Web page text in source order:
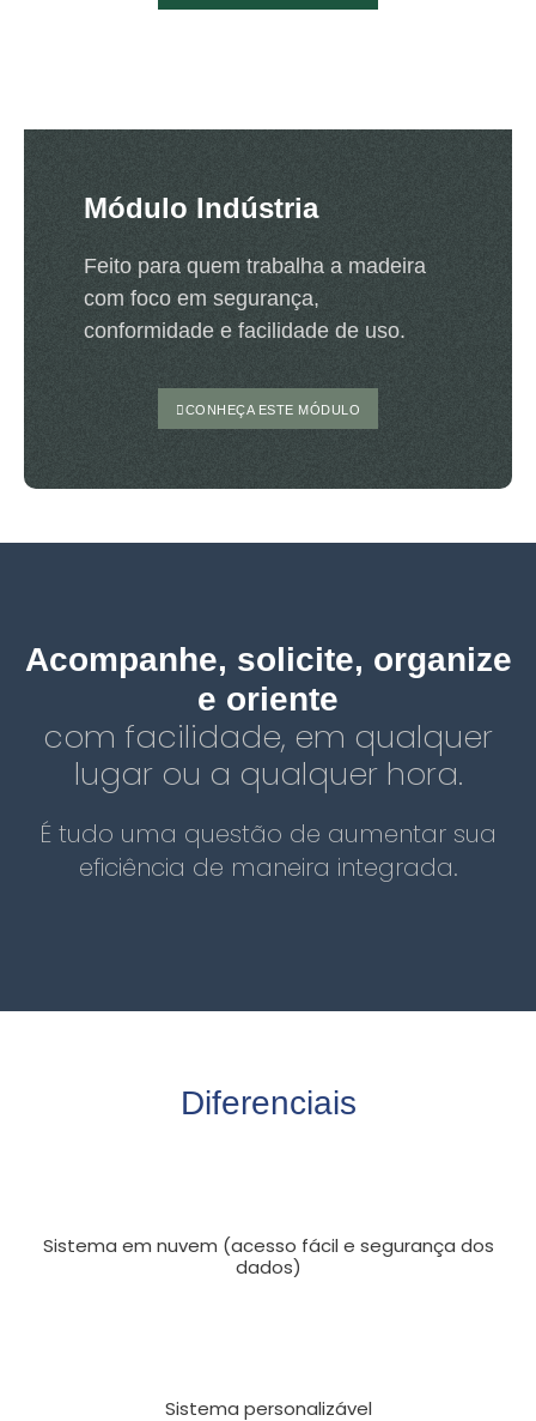
Módulo Indústria
Feito para quem trabalha a madeira
com foco em segurança,
conformidade e facilidade de uso.
CONHEÇA ESTE MÓDULO
Acompanhe, solicite, organize
e oriente
com facilidade, em qualquer
lugar ou a qualquer hora.
É tudo uma questão de aumentar sua
eficiência de maneira integrada.
Diferenciais
Sistema em nuvem (acesso fácil e segurança dos
dados)
Sistema personalizável